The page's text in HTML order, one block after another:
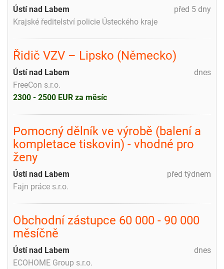
před 5 dny
Ústí nad Labem
Krajské ředitelství policie Ústeckého kraje
Řidič VZV – Lipsko (Německo)
dnes
Ústí nad Labem
FreeCon s.r.o.
2300 - 2500 EUR za měsíc
Pomocný dělník ve výrobě (balení a
kompletace tiskovin) - vhodné pro
ženy
před týdnem
Ústí nad Labem
Fajn práce s.r.o.
Obchodní zástupce 60 000 - 90 000
měsíčně
dnes
Ústí nad Labem
ECOHOME Group s.r.o.